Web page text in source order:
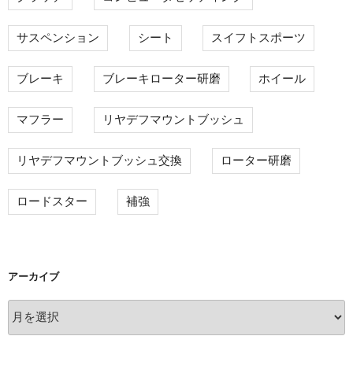
サスペンション シート スイフトスポーツ
ブレーキ ブレーキローター研磨 ホイール
マフラー リヤデフマウントブッシュ
リヤデフマウントブッシュ交換 ローター研磨
ロードスター 補強
アーカイブ
ー